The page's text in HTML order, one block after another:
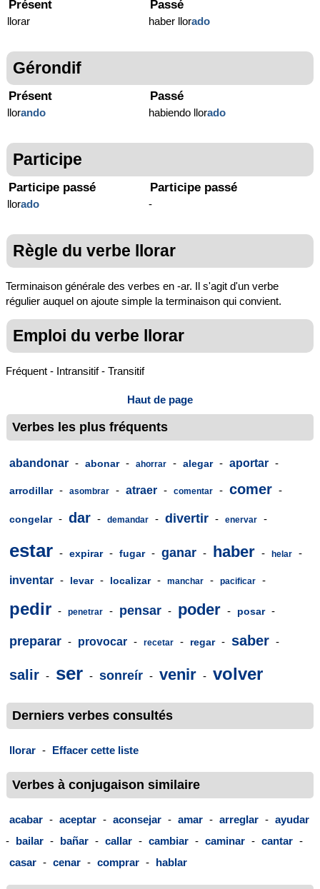
Présent
llorar
Passé
haber llorado
Gérondif
Présent
llorando
Passé
habiendo llorado
Participe
Participe passé
llorado
Participe passé
-
Règle du verbe llorar
Terminaison générale des verbes en -ar. Il s'agit d'un verbe
régulier auquel on ajoute simple la terminaison qui convient.
Emploi du verbe llorar
Fréquent - Intransitif - Transitif
Haut de page
Verbes les plus fréquents
abandonar - abonar - ahorrar - alegar - aportar -
arrodillar - asombrar - atraer - comentar - comer -
congelar - dar - demandar - divertir - enervar -
estar - expirar - fugar - ganar - haber - helar -
inventar - levar - localizar - manchar - pacificar -
pedir - penetrar - pensar - poder - posar -
preparar - provocar - recetar - regar - saber -
salir - ser - sonreír - venir - volver
Derniers verbes consultés
llorar - Effacer cette liste
Verbes à conjugaison similaire
acabar - aceptar - aconsejar - amar - arreglar - ayudar
- bailar - bañar - callar - cambiar - caminar - cantar -
casar - cenar - comprar - hablar